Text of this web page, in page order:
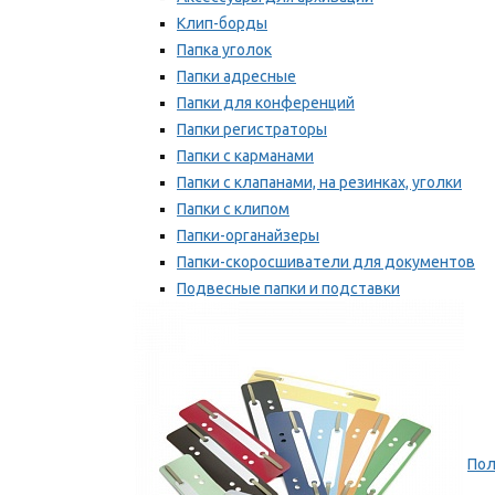
Клип-борды
Папка уголок
Папки адресные
Папки для конференций
Папки регистраторы
Папки с карманами
Папки с клапанами, на резинках, уголки
Папки с клипом
Папки-органайзеры
Папки-скоросшиватели для документов
Подвесные папки и подставки